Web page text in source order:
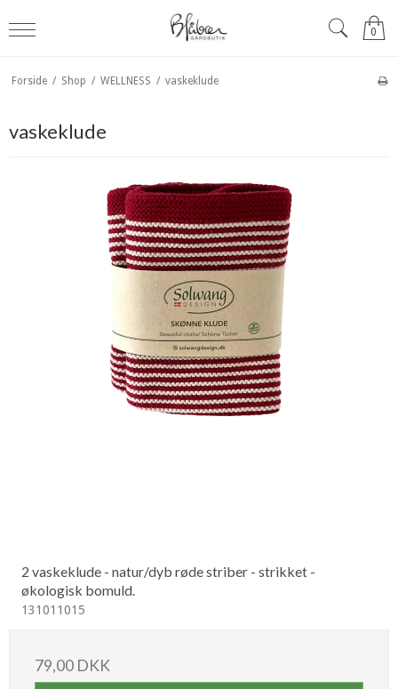
0
Forside / Shop / WELLNESS / vaskeklude
vaskeklude
2 vaskeklude - natur/dyb røde striber - strikket -
økologisk bomuld.
131011015
79,00 DKK